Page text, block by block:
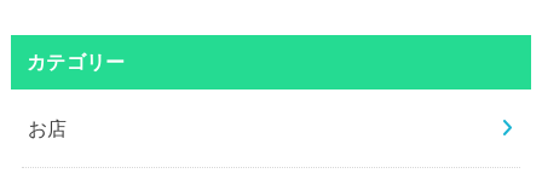
カテゴリー
お店